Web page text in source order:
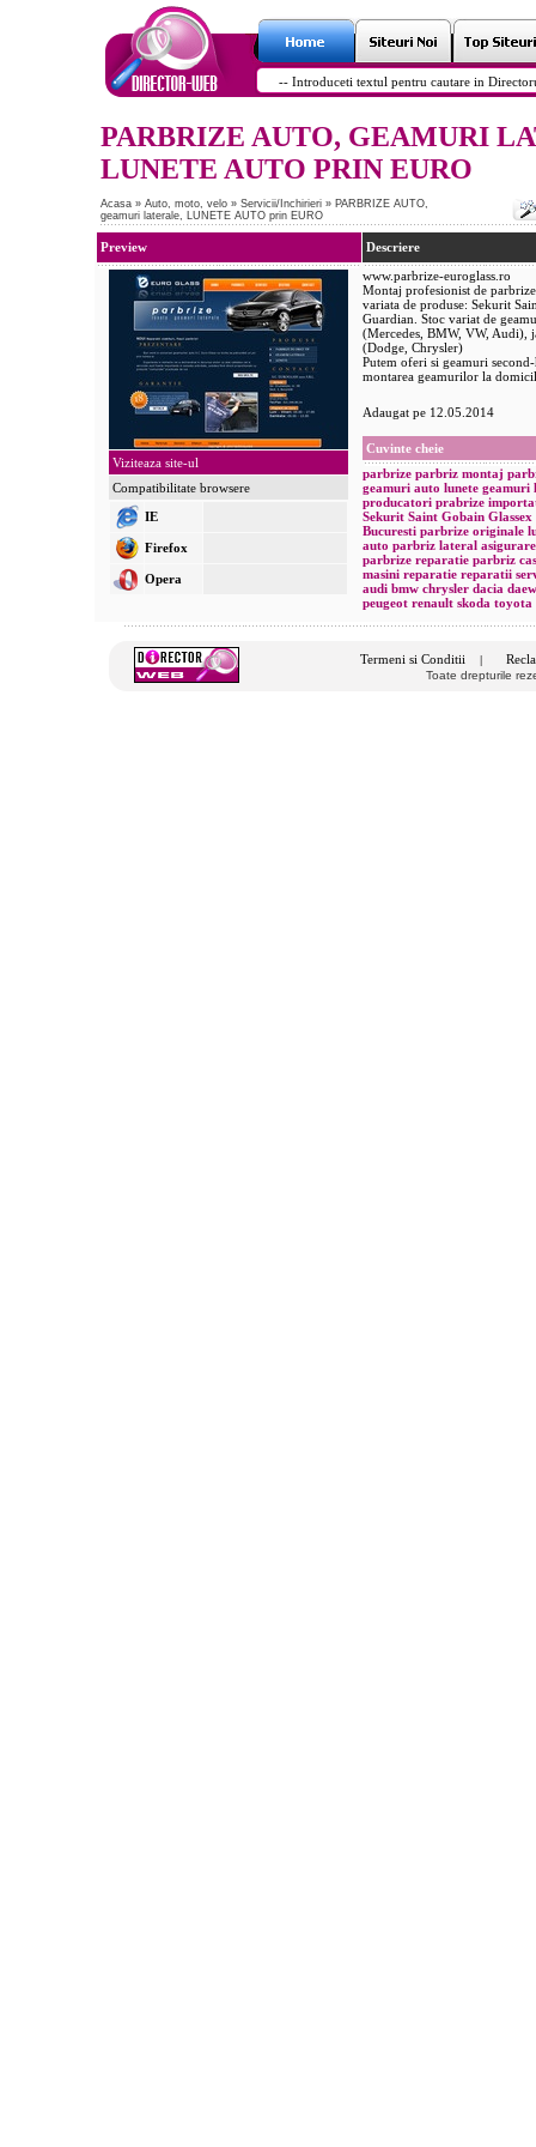
PARBRIZE AUTO, GEAMURI
LUNETE AUTO PRIN EURO
Acasa » Auto, moto, velo » Servicii/Inchirieri » PARBRIZE AUTO,
geamuri laterale, LUNETE AUTO prin EURO
Preview
Viziteaza site-ul
Compatibilitate browsere
IE
Firefox
Opera
Descriere
www.parbrize-euroglass.ro
Montaj profesionist de
variata de produse: Sekurit
Guardian. Stoc variat de
(Mercedes, BMW, VW, Audi),
(Dodge, Chrysler)
Putem oferi si geamuri
montarea geamurilor la
Adaugat pe 12.05.2014
Cuvinte cheie
parbrize parbriz montaj
geamuri auto lunete geamuri
producatori prabrize
Sekurit Saint Gobain Glassex
Bucuresti parbrize originale
auto parbriz lateral
parbrize reparatie parbriz
masini reparatie reparatii
audi bmw chrysler dacia
peugeot renault skoda toyota
Termeni si Conditii
Toate drepturile